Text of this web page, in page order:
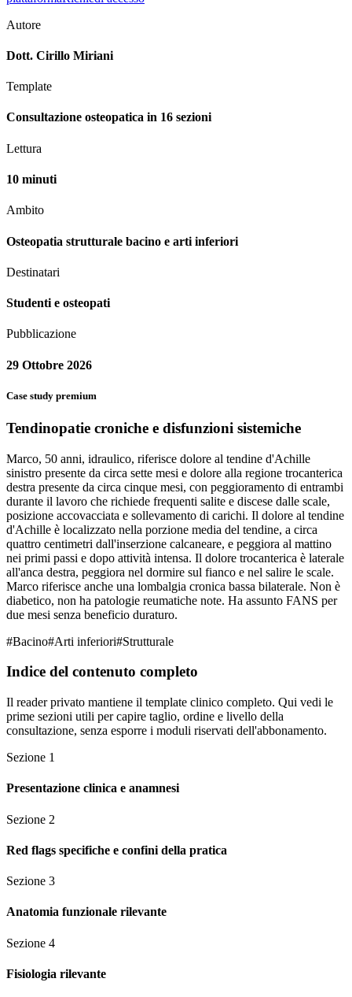
Autore
Dott. Cirillo Miriani
Template
Consultazione osteopatica in 16 sezioni
Lettura
10 minuti
Ambito
Osteopatia strutturale bacino e arti inferiori
Destinatari
Studenti e osteopati
Pubblicazione
29 Ottobre 2026
Case study premium
Tendinopatie croniche e disfunzioni sistemiche
Marco, 50 anni, idraulico, riferisce dolore al tendine d'Achille
sinistro presente da circa sette mesi e dolore alla regione trocanterica
destra presente da circa cinque mesi, con peggioramento di entrambi
durante il lavoro che richiede frequenti salite e discese dalle scale,
posizione accovacciata e sollevamento di carichi. Il dolore al tendine
d'Achille è localizzato nella porzione media del tendine, a circa
quattro centimetri dall'inserzione calcaneare, e peggiora al mattino
nei primi passi e dopo attività intensa. Il dolore trocanterica è laterale
all'anca destra, peggiora nel dormire sul fianco e nel salire le scale.
Marco riferisce anche una lombalgia cronica bassa bilaterale. Non è
diabetico, non ha patologie reumatiche note. Ha assunto FANS per
due mesi senza beneficio duraturo.
#Bacino#Arti inferiori#Strutturale
Indice del contenuto completo
Il reader privato mantiene il template clinico completo. Qui vedi le
prime sezioni utili per capire taglio, ordine e livello della
consultazione, senza esporre i moduli riservati dell'abbonamento.
Sezione 1
Presentazione clinica e anamnesi
Sezione 2
Red flags specifiche e confini della pratica
Sezione 3
Anatomia funzionale rilevante
Sezione 4
Fisiologia rilevante